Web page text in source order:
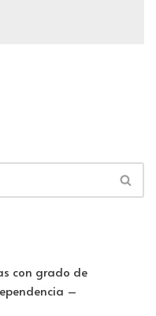
con grado de
–